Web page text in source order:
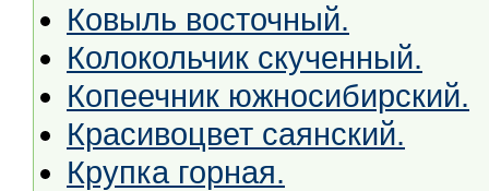
Ковыль восточный.
Колокольчик скученный.
Копеечник южносибирский.
Красивоцвет саянский.
Крупка горная.